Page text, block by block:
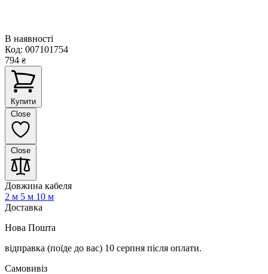
В наявності
Код: 007101754
794 ₴
Купити
Close
Close
Довжина кабеля
2 м 5 м 10 м
Доставка
Нова Пошта
відправка (поїде до вас) 10 серпня після оплати.
Самовивіз